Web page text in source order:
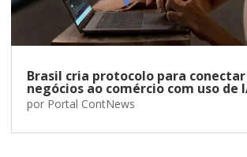
Brasil cria protocolo para
negócios ao comércio com uso de
por Portal ContNews